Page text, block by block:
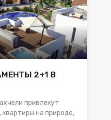
2+1 В
привлекут
на природе,